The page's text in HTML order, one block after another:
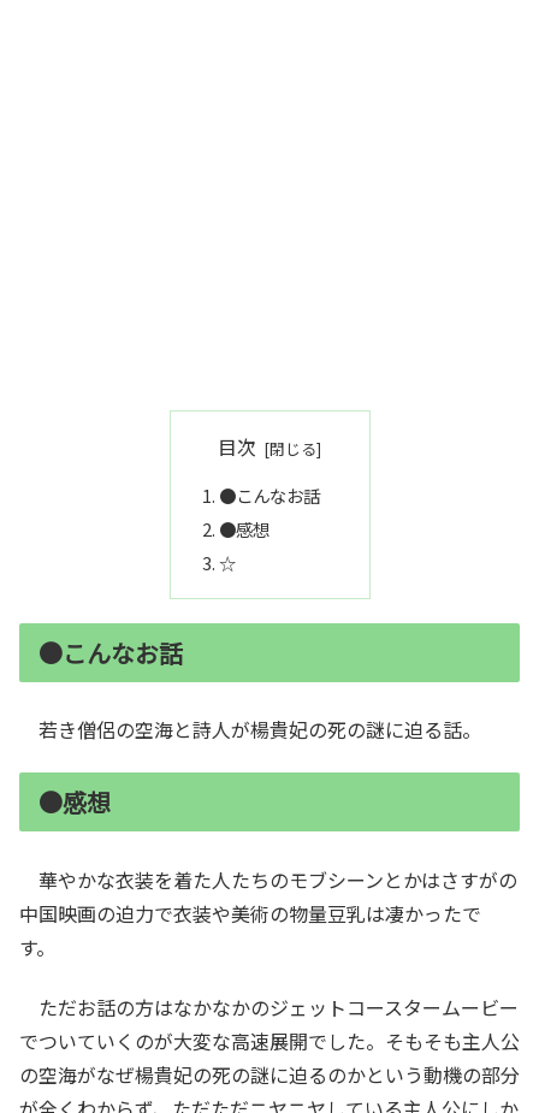
目次
●こんなお話
●感想
☆
●こんなお話
若き僧侶の空海と詩人が楊貴妃の死の謎に迫る話。
●感想
華やかな衣装を着た人たちのモブシーンとかはさすがの
中国映画の迫力で衣装や美術の物量豆乳は凄かったで
す。
ただお話の方はなかなかのジェットコースタームービー
でついていくのが大変な高速展開でした。そもそも主人公
の空海がなぜ楊貴妃の死の謎に迫るのかという動機の部分